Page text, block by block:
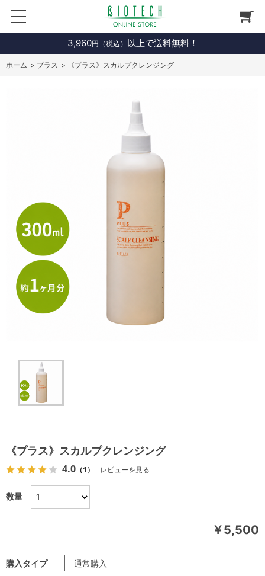
3,960円（税込） 以上で送料無料！
ホーム > プラス > 《プラス》スカルプクレンジング
《プラス》スカルプクレンジング
4.0 （1） レビューを見る
￥5,500
購入タイプ 通常購入
数量